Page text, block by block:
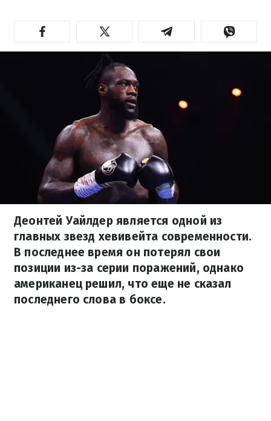
Деонтей Уайлдер является одной из
главных звезд хевивейта современности.
В последнее время он потерял свои
позиции из-за серии поражений, однако
американец решил, что еще не сказал
последнего слова в боксе.